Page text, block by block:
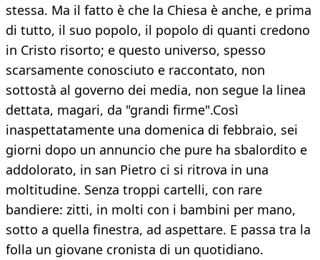
stessa. Ma il fatto è che la Chiesa è anche, e prima
di tutto, il suo popolo, il popolo di quanti credono
in Cristo risorto; e questo universo, spesso
scarsamente conosciuto e raccontato, non
sottostà al governo dei media, non segue la linea
dettata, magari, da "grandi firme".Così
inaspettatamente una domenica di febbraio, sei
giorni dopo un annuncio che pure ha sbalordito e
addolorato, in san Pietro ci si ritrova in una
moltitudine. Senza troppi cartelli, con rare
bandiere: zitti, in molti con i bambini per mano,
sotto a quella finestra, ad aspettare. E passa tra la
folla un giovane cronista di un quotidiano.